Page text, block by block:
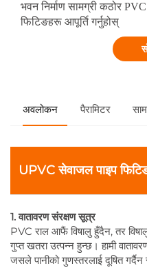
भवन निर्माण सामग्री कठोर
फिटिङहरू आपूर्ति गर्नुहोस्
अवलोकन पैरामिटर
UPVC सेवाजल पाइप
1. वातावरण संरक्षण सूत्र
PVC राल आफैं विषालु हुँदैन, तर
गुप्त खतरा उत्पन्न हुन्छ। हामी
जसले पानीको गुणस्तरलाई दूषित गर्दैन